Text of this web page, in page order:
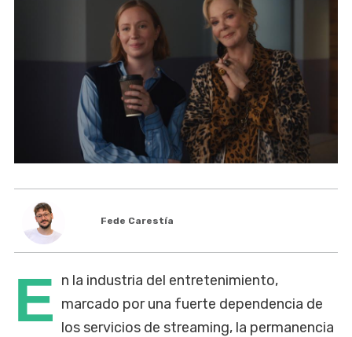
Fede Carestía
E n la industria del entretenimiento,
marcado por una fuerte dependencia de
los servicios de streaming, la permanencia